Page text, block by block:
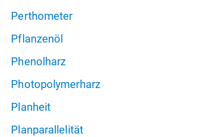
Perthometer
Pflanzenöl
Phenolharz
Photopolymerharz
Planheit
Planparallelität